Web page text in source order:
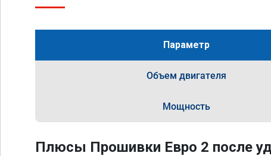
Параметр
Объем двигателя
Мощность
Плюсы Прошивки Евро 2 после